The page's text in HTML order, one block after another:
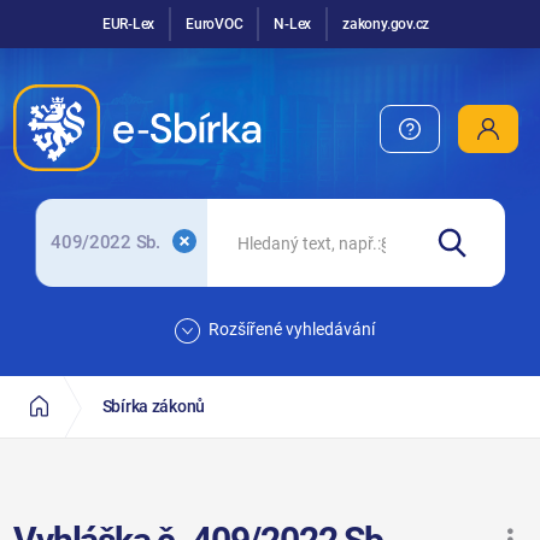
EUR-Lex EuroVOC N-Lex zakony.gov.cz
409/2022 Sb.
Rozšířené vyhledávání
Sbírka zákonů